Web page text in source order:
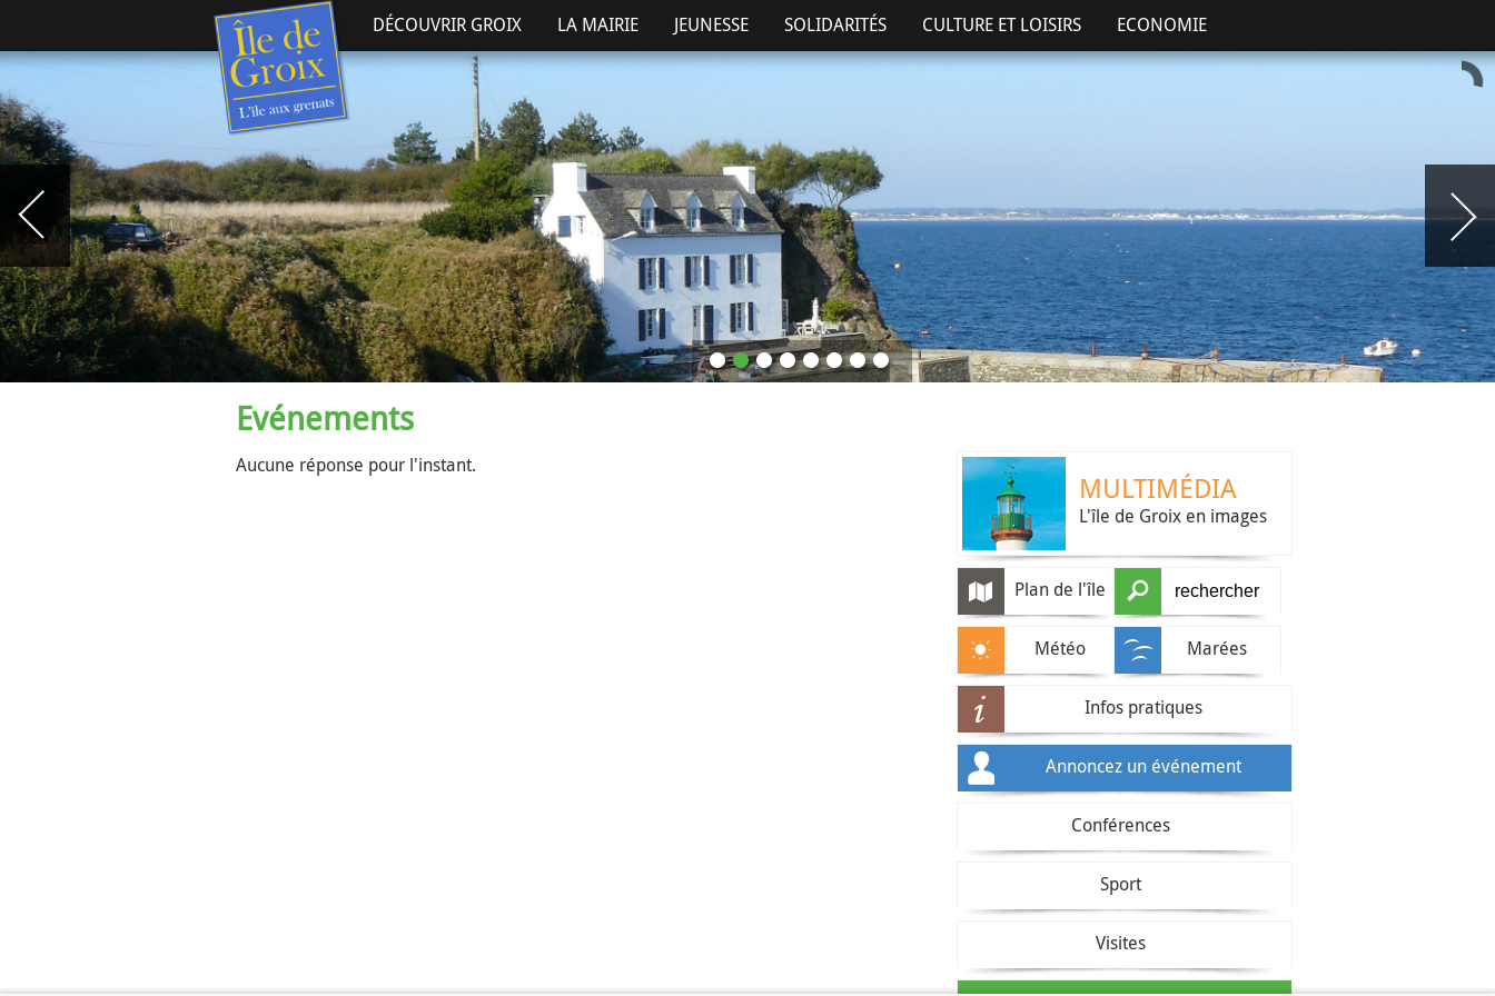
DÉCOUVRIR GROIX LA MAIRIE JEUNESSE SOLIDARITÉS CULTURE ET LOISIRS ECONOMIE
MULTIMÉDIA
L'île de Groix en images
Plan de l'île
Météo Marées
Infos pratiques
Annoncez un événement
Conférences
Sport
Visites
Evénements
Aucune réponse pour l'instant.